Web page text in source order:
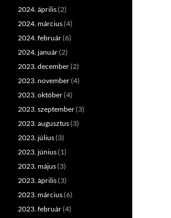
2024. április(2)
2024. március(4)
2024. február(6)
2024. január(2)
2023. december(2)
2023. november(4)
2023. október(4)
2023. szeptember(3)
2023. augusztus(3)
2023. július(3)
2023. június(1)
2023. május(3)
2023. április(3)
2023. március(6)
2023. február(4)